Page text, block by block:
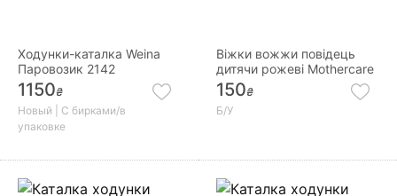
Ходунки-каталка Weina
Паровозик 2142
1150₴
Новый | С бирками/в
упаковке
Віжки вожжи повідець
дитячи рожеві Mothercare
150₴
Б/У